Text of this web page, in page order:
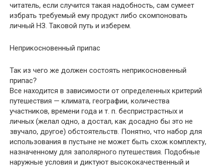
читатель, если случится такая надобность, сам сумеет
избрать требуемый ему продукт либо скомпоновать
личный НЗ. Таковой путь и изберем.
Неприкосновенный припас
Так из чего же должен состоять неприкосновенный
припас?
Все находится в зависимости от определенных критерий
путешествия — климата, географии, количества
участников, времени года и т. п. беспристрастных и
личных (желал одно, а достал, как досадно бы это не
звучало, другое) обстоятельств. Понятно, что набор для
использования в пустыне не может быть схож комплекту,
назначенному для заполярного путешествия. Подобные
наружные условия и диктуют высококачественный и